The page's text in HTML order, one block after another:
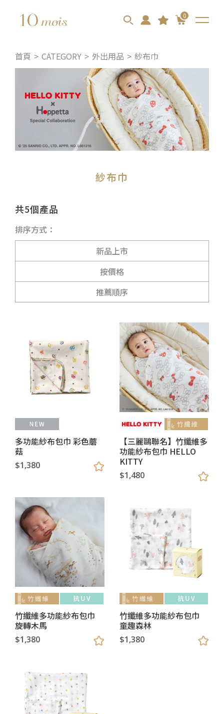
0
首頁 CATEGORY 外出用品 紗布巾
紗布巾
共5個產品
排序方式：
新品上市
按價格
推薦順序
多功能紗布包巾 彩色蘑
菇
$1,380
【三麗鷗聯名】竹纖維多
功能紗布包巾 HELLO
KITTY
$1,480
竹纖維多功能紗布包巾
旋轉木馬
$1,380
竹纖維多功能紗布包巾
童趣森林
$1,380